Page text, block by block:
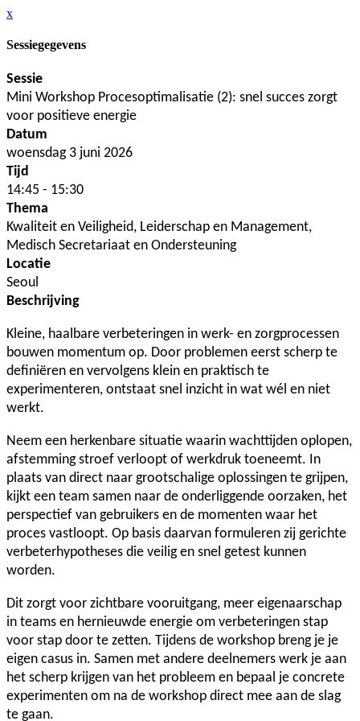
x
Sessiegegevens
Sessie
Mini Workshop Procesoptimalisatie (2): snel succes zorgt
voor positieve energie
Datum
woensdag 3 juni 2026
Tijd
14:45 - 15:30
Thema
Kwaliteit en Veiligheid, Leiderschap en Management,
Medisch Secretariaat en Ondersteuning
Locatie
Seoul
Beschrijving
Kleine, haalbare verbeteringen in werk- en zorgprocessen
bouwen momentum op. Door problemen eerst scherp te
definiëren en vervolgens klein en praktisch te
experimenteren, ontstaat snel inzicht in wat wél en niet
werkt.
Neem een herkenbare situatie waarin wachttijden oplopen,
afstemming stroef verloopt of werkdruk toeneemt. In
plaats van direct naar grootschalige oplossingen te grijpen,
kijkt een team samen naar de onderliggende oorzaken, het
perspectief van gebruikers en de momenten waar het
proces vastloopt. Op basis daarvan formuleren zij gerichte
verbeterhypotheses die veilig en snel getest kunnen
worden.
Dit zorgt voor zichtbare vooruitgang, meer eigenaarschap
in teams en hernieuwde energie om verbeteringen stap
voor stap door te zetten. Tijdens de workshop breng je je
eigen casus in. Samen met andere deelnemers werk je aan
het scherp krijgen van het probleem en bepaal je concrete
experimenten om na de workshop direct mee aan de slag
te gaan.